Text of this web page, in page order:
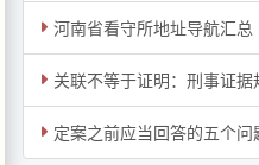
河南省看守所地址导航汇总
关联不等于证明：刑事证
定案之前应当回答的五个问